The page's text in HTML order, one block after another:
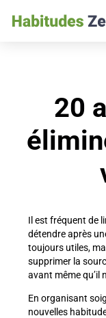
20
Il est fréquent de
détendre après
toujours utiles,
supprimer la
avant même qu’il
En organisant
nouvelles